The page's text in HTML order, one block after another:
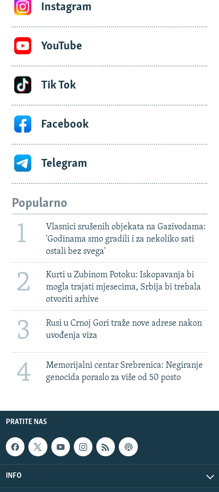
Instagram
YouTube
Tik Tok
Facebook
Telegram
Popularno
1
Vlasnici srušenih objekata na Gazivodama:
'Godinama smo gradili i za nekoliko sati
ostali bez svega'
2
Kurti u Zubinom Potoku: Iskopavanja bi
mogla trajati mjesecima, Srbija bi trebala
otvoriti arhive
3
Rusi u Crnoj Gori traže nove adrese nakon
uvođenja viza
4
Memorijalni centar Srebrenica: Negiranje
genocida poraslo za više od 50 posto
PRATITE NAS
INFO